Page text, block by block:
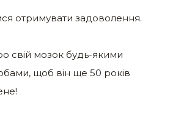
отримувати задоволення.
свій мозок будь-якими
щоб він ще 50 років